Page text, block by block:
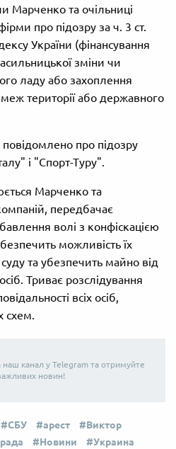
Марченко та очільниці
про підозру за ч. 3 ст.
України (фінансування
зміни чи
ладу або захоплення
території або державного
повідомлено про підозру
і "Спорт-Туру".
Марченко та
передбачає
волі з конфіскацією
можливість їх
та убезпечить майно від
Триває розслідування
всіх осіб,
схем.
наш канал у Telegram та отримуйте
новин!
СБУ арест
Виктор
Новини Украина